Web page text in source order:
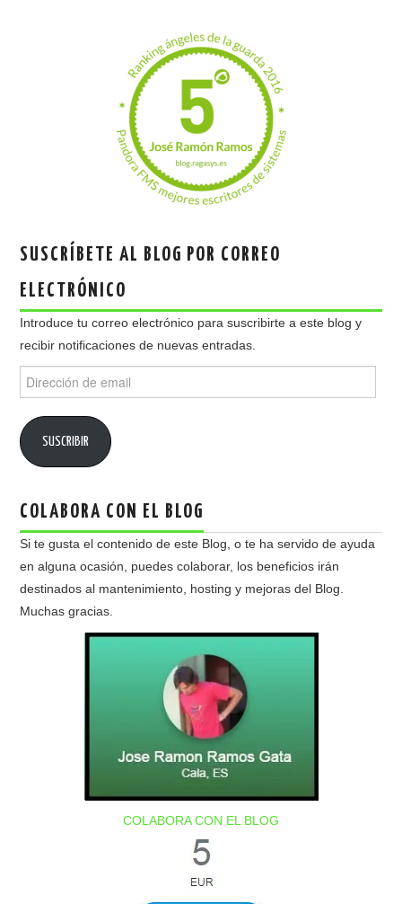
SUSCRÍBETE AL BLOG POR CORREO
ELECTRÓNICO
Introduce tu correo electrónico para suscribirte a este blog y
recibir notificaciones de nuevas entradas.
de
SUSCRIBIR
COLABORA CON EL BLOG
Si te gusta el contenido de este Blog, o te ha servido de ayuda
en alguna ocasión, puedes colaborar, los beneficios irán
destinados al mantenimiento, hosting y mejoras del Blog.
Muchas gracias.
COLABORA CON EL BLOG